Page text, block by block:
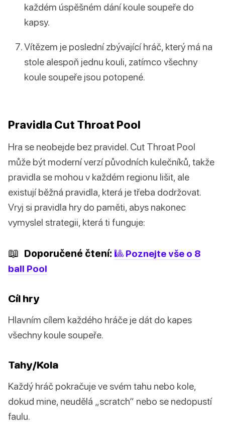
každém úspěšném dání koule soupeře do
kapsy.
Vítězem je poslední zbývající hráč, který má na
stole alespoň jednu kouli, zatímco všechny
koule soupeře jsou potopené.
Pravidla Cut Throat Pool
Hra se neobejde bez pravidel. Cut Throat Pool
může být moderní verzí původních kulečníků, takže
pravidla se mohou v každém regionu lišit, ale
existují běžná pravidla, která je třeba dodržovat.
Vryj si pravidla hry do paměti, abys nakonec
vymyslel strategii, která ti funguje:
📖 Doporučené čtení: 🎱 Poznejte vše o 8
ball Pool
Cíl hry
Hlavním cílem každého hráče je dát do kapes
všechny koule soupeře.
Tahy/Kola
Každý hráč pokračuje ve svém tahu nebo kole,
dokud mine, neudělá „scratch“ nebo se nedopustí
faulu.